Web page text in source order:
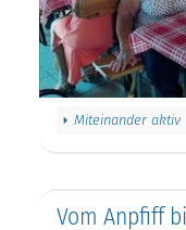
Miteinander aktiv
Vom Anpfiff